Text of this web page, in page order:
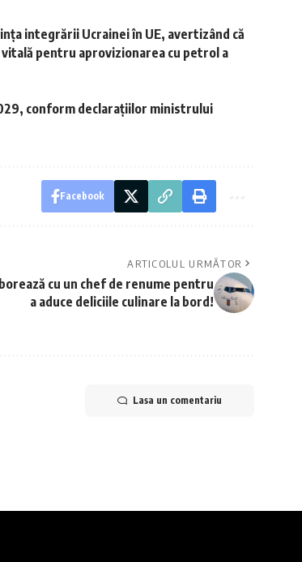
integrării Ucrainei în UE, avertizând că
pentru aprovizionarea cu petrol a
conform declarațiilor ministrului
Facebook
ARTICOLUL URMĂTOR
cu un chef de renume pentru
a aduce deliciile culinare la bord!
Lasa un comentariu